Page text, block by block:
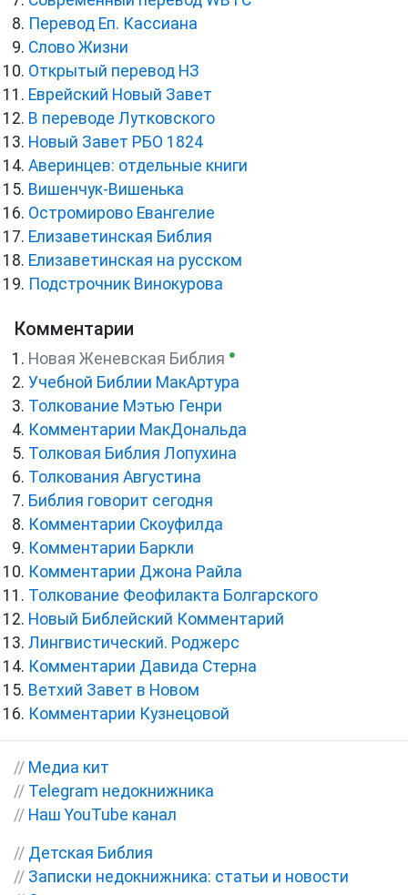
Перевод Еп. Кассиана
Слово Жизни
Открытый перевод НЗ
Еврейский Новый Завет
В переводе Лутковского
Новый Завет РБО 1824
Аверинцев: отдельные книги
Вишенчук-Вишенька
Остромирово Евангелие
Елизаветинская Библия
Елизаветинская на русском
Подстрочник Винокурова
Комментарии
Новая Женевская Библия ●
Учебной Библии МакАртура
Толкование Мэтью Генри
Комментарии МакДональда
Толковая Библия Лопухина
Толкования Августина
Библия говорит сегодня
Комментарии Скоуфилда
Комментарии Баркли
Комментарии Джона Райла
Толкование Феофилакта Болгарского
Новый Библейский Комментарий
Лингвистический. Роджерс
Комментарии Давида Стерна
Ветхий Завет в Новом
Комментарии Кузнецовой
// Медиа кит
// Telegram недокнижника
// Наш YouTube канал
// Детская Библия
// Записки недокнижника: статьи и новости